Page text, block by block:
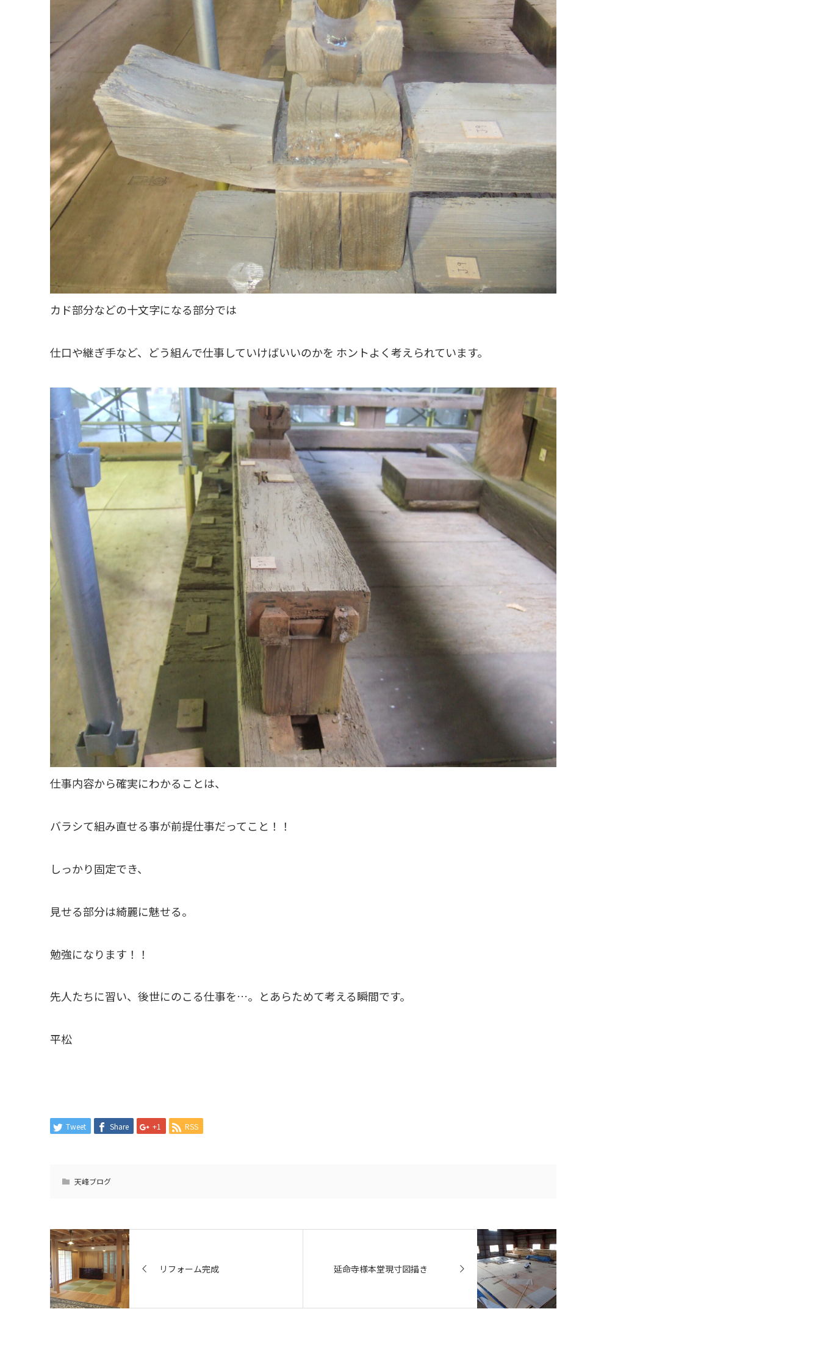
カド部分などの十文字になる部分では
仕口や継ぎ手など、どう組んで仕事していけばいいのかを ホントよく考えられています。
仕事内容から確実にわかることは、
バラシて組み直せる事が前提仕事だってこと！！
しっかり固定でき、
見せる部分は綺麗に魅せる。
勉強になります！！
先人たちに習い、後世にのこる仕事を…。とあらためて考える瞬間です。
平松
Tweet Share +1 RSS
天峰ブログ
リフォーム完成 延命寺様本堂現寸図描き